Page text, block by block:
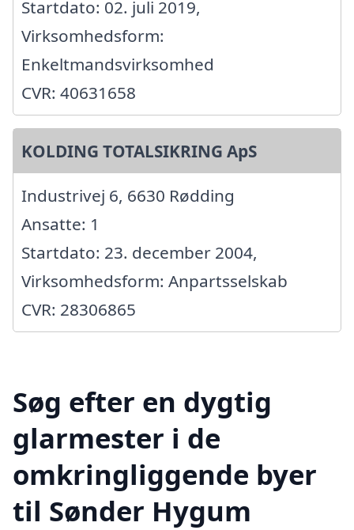
Startdato: 02. juli 2019,
Virksomhedsform:
Enkeltmandsvirksomhed
CVR: 40631658
KOLDING TOTALSIKRING ApS
Industrivej 6, 6630 Rødding
Ansatte: 1
Startdato: 23. december 2004,
Virksomhedsform: Anpartsselskab
CVR: 28306865
Søg efter en dygtig
glarmester i de
omkringliggende byer
til Sønder Hygum